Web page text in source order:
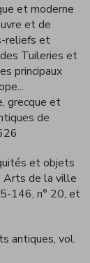
et moderne
et de
reliefs et
Tuileries et
principaux
grecque et
de
et objets
Arts de la ville
146, n° 20, et
antiques, vol.